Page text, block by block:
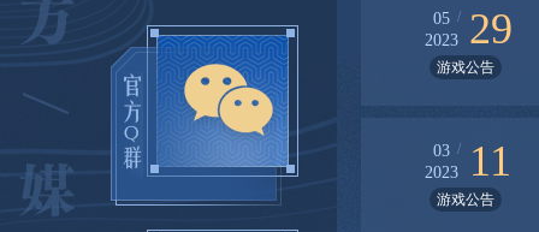
05
2023
29
/
游戏公告
03
2023
11
/
游戏公告